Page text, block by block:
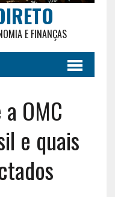
E FINANÇAS
OMC
e quais